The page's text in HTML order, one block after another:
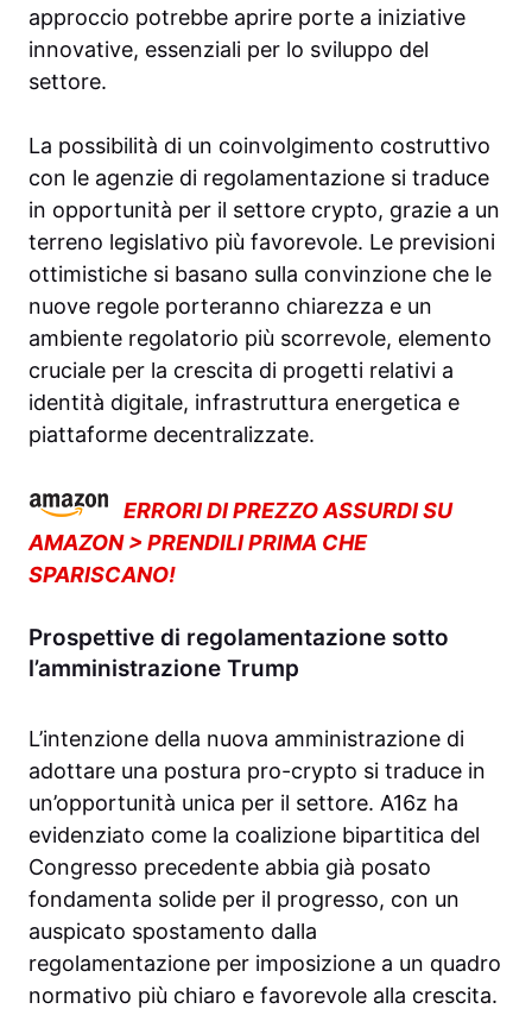
approccio potrebbe aprire porte a iniziative
innovative, essenziali per lo sviluppo del
settore.
La possibilità di un coinvolgimento costruttivo
con le agenzie di regolamentazione si traduce
in opportunità per il settore crypto, grazie a un
terreno legislativo più favorevole. Le previsioni
ottimistiche si basano sulla convinzione che le
nuove regole porteranno chiarezza e un
ambiente regolatorio più scorrevole, elemento
cruciale per la crescita di progetti relativi a
identità digitale, infrastruttura energetica e
piattaforme decentralizzate.
ERRORI DI PREZZO ASSURDI SU
AMAZON > PRENDILI PRIMA CHE
SPARISCANO!
Prospettive di regolamentazione sotto
l’amministrazione Trump
L’intenzione della nuova amministrazione di
adottare una postura pro-crypto si traduce in
un’opportunità unica per il settore. A16z ha
evidenziato come la coalizione bipartitica del
Congresso precedente abbia già posato
fondamenta solide per il progresso, con un
auspicato spostamento dalla
regolamentazione per imposizione a un quadro
normativo più chiaro e favorevole alla crescita.